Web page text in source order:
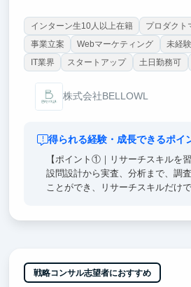
インターン生10人以上在籍
プロダクト
事業立案
Webマーケティング 未経
IT業界
スタートアップ 土日勤務可
株式会社BELLOWL
得られる経験・成長できるポイ
【ポイント①｜リサーチスキルを習
設問設計から実査、分析まで、調
ことができ、リサーチスキルだけ
任ある実務経験を積むことが可能で
戦略コンサル志望者におすすめ